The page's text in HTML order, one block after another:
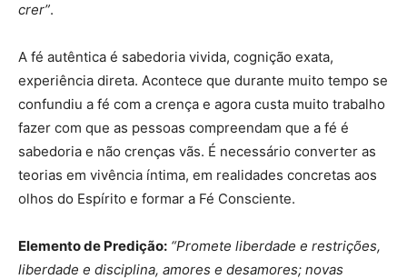
crer”.
A fé autêntica é sabedoria vivida, cognição exata,
experiência direta. Acontece que durante muito tempo se
confundiu a fé com a crença e agora custa muito trabalho
fazer com que as pessoas compreendam que a fé é
sabedoria e não crenças vãs. É necessário converter as
teorias em vivência íntima, em realidades concretas aos
olhos do Espírito e formar a Fé Consciente.
Elemento de Predição: “Promete liberdade e restrições,
liberdade e disciplina, amores e desamores; novas